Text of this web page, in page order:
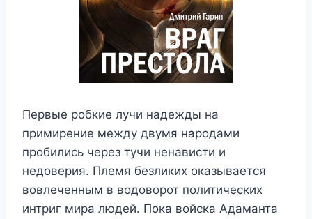
Первые робкие лучи надежды на
примирение между двумя народами
пробились через тучи ненависти и
недоверия. Племя безликих оказывается
вовлеченным в водоворот политических
интриг мира людей. Пока войска Адаманта